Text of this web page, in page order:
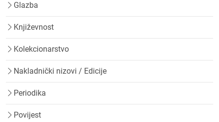
Glazba
Književnost
Kolekcionarstvo
Nakladnički nizovi / Edicije
Periodika
Povijest